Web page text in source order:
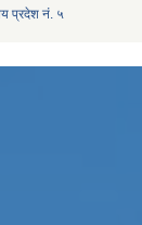
प्रदेश नं. ५